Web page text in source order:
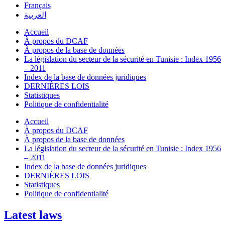
Français
العربية
Accueil
À propos du DCAF
À propos de la base de données
La législation du secteur de la sécurité en Tunisie : Index 1956
– 2011
Index de la base de données juridiques
DERNIÈRES LOIS
Statistiques
Politique de confidentialité
Accueil
À propos du DCAF
À propos de la base de données
La législation du secteur de la sécurité en Tunisie : Index 1956
– 2011
Index de la base de données juridiques
DERNIÈRES LOIS
Statistiques
Politique de confidentialité
Latest laws